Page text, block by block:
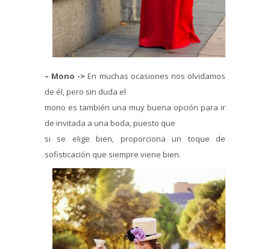
– Mono ->En muchas ocasiones nos olvidamos
de él, pero sin duda el
mono es también una muy buena opción para ir
de invitada a una boda, puesto que
si se elige bien, proporciona un toque de
sofisticación que siempre viene bien.